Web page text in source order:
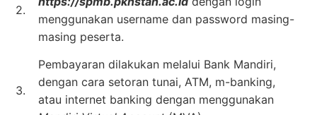
2.
menggunakan username dan password masing-
masing peserta.
3.
Pembayaran dilakukan melalui Bank Mandiri,
dengan cara setoran tunai, ATM, m-banking,
atau internet banking dengan menggunakan